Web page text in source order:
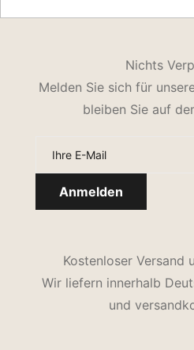
Nichts
Melden Sie sich für
bleiben Sie auf
Kostenloser Versand
Wir liefern innerhalb
und